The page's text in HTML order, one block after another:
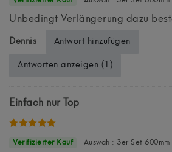
Unbedingt Verlängerung dazu
Dennis Antwort hinzufügen
Antworten anzeigen (1)
Einfach nur Top
Auswahl: 3er Set